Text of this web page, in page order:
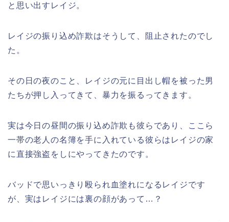
と思い出すレイジ。
レイジの振り込め詐欺はそうして、阻止されたのでし
た。
その日の夜のこと、レイジの元に目出し帽を被った男
たちが押し入ってきて、暴力を振るってきます。
実は今日の昼間の振り込め詐欺も彼らであり、ここら
一帯の老人の名簿を手に入れている彼らはレイジの家
に直接強盗をしにやってきたのです。
バッドで思いっきり殴られ血塗れになるレイジです
が、実はレイジには裏の顔があって…？